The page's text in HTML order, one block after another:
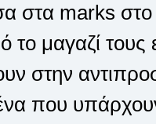
στα marks στο
μαγαζί
στην
που υπάρχουν